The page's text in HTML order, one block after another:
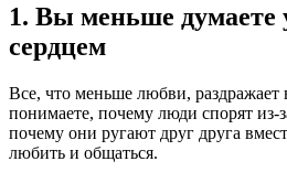
1. Вы меньше думаете
сердцем
Все, что меньше любви,
понимаете, почему люди спорят из-
почему они ругают друг друга
любить и общаться.